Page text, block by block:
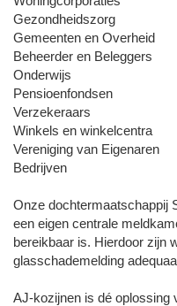
Gezondheidszorg
Gemeenten en Overheid
Beheerder en Beleggers
Onderwijs
Pensioenfondsen
Verzekeraars
Winkels en winkelcentra
Vereniging van Eigenaren
Bedrijven
Onze dochtermaatschappij
een eigen centrale
bereikbaar is. Hierdoor zijn
glasschademelding
AJ-kozijnen is dé oplossing